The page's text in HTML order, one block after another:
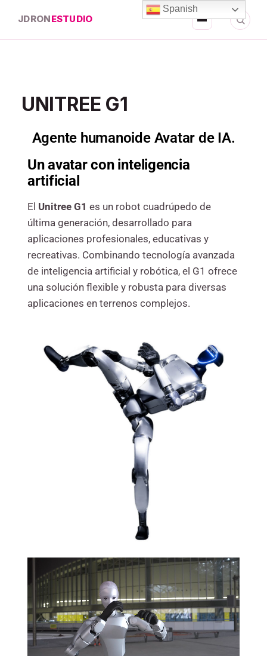
JDRONESTUDIO
UNITREE G1
Agente humanoide Avatar de IA.
Un avatar con inteligencia
artificial
El Unitree G1 es un robot cuadrúpedo de
última generación, desarrollado para
aplicaciones profesionales, educativas y
recreativas. Combinando tecnología avanzada
de inteligencia artificial y robótica, el G1 ofrece
una solución flexible y robusta para diversas
aplicaciones en terrenos complejos.
Spanish